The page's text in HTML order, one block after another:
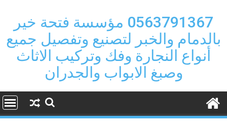
content
0563791367 مؤسسة فتحة خير
بالدمام والخبر لتصنيع وتفصيل جميع
أنواع النجارة وفك وتركيب الاثاث
وصبغ الابواب والجدران